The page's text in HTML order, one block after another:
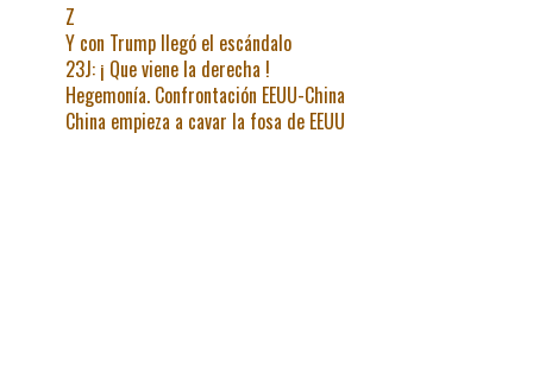
Z
Y con Trump llegó el escándalo
23J: ¡ Que viene la derecha !
Hegemonía. Confrontación EEUU-China
China empieza a cavar la fosa de EEUU